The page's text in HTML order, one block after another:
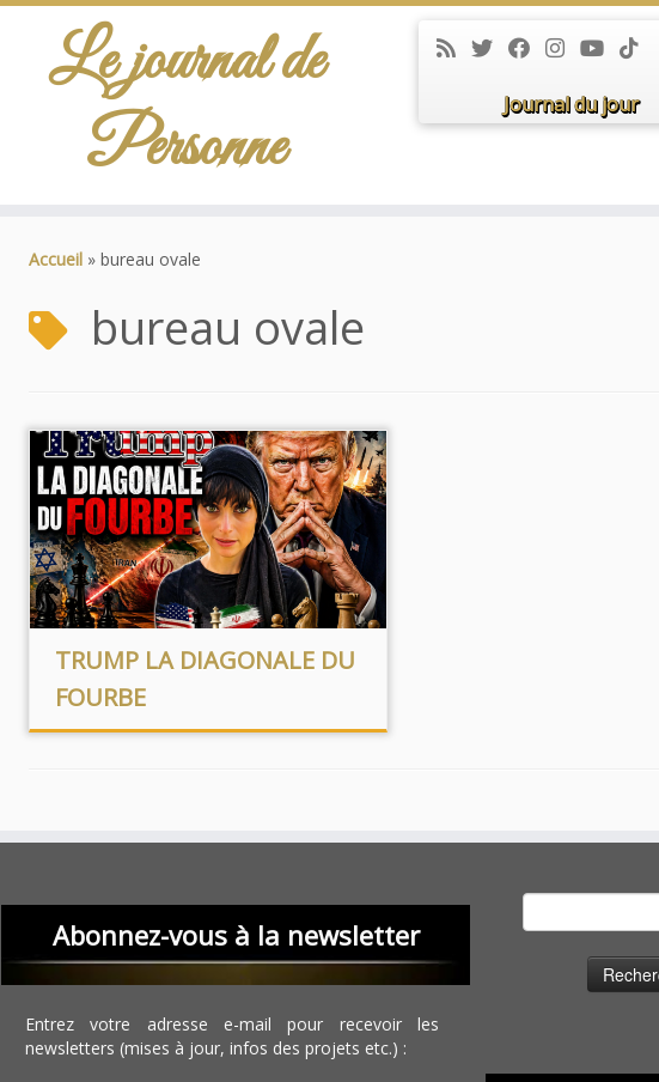
Le journal de
Personne
Journal du jour
Accueil » bureau ovale
bureau ovale
TRUMP LA DIAGONALE DU
FOURBE
Abonnez-vous à la newsletter
Entrez votre adresse e-mail pour recevoir les
newsletters (mises à jour, infos des projets etc.) :